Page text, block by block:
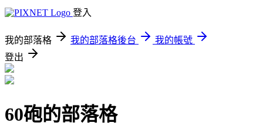
登入
我的部落格 我的部落格後台
我的帳號
登出
60砲的部落格